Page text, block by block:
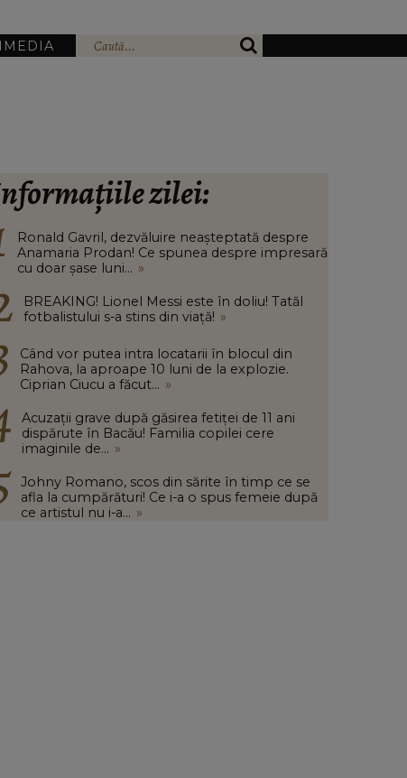
zilei:
Ronald Gavril, dezvăluire neașteptată despre
Anamaria Prodan! Ce spunea despre impresară
cu doar șase luni... »
BREAKING! Lionel Messi este în doliu! Tatăl
fotbalistului s-a stins din viață! »
Când vor putea intra locatarii în blocul din
Rahova, la aproape 10 luni de la explozie.
Ciprian Ciucu a făcut... »
Acuzații grave după găsirea fetiței de 11 ani
dispărute în Bacău! Familia copilei cere
imaginile de... »
Johny Romano, scos din sărite în timp ce se
afla la cumpărături! Ce i-a o spus femeie după
ce artistul nu i-a... »